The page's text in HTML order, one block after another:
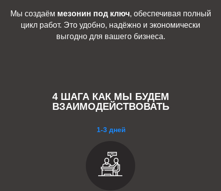
Мы создаём мезонин под ключ, обеспечивая полный
цикл работ. Это удобно, надёжно и экономически
выгодно для вашего бизнеса.
4 ШАГА КАК МЫ БУДЕМ
ВЗАИМОДЕЙСТВОВАТЬ
1-3 дней